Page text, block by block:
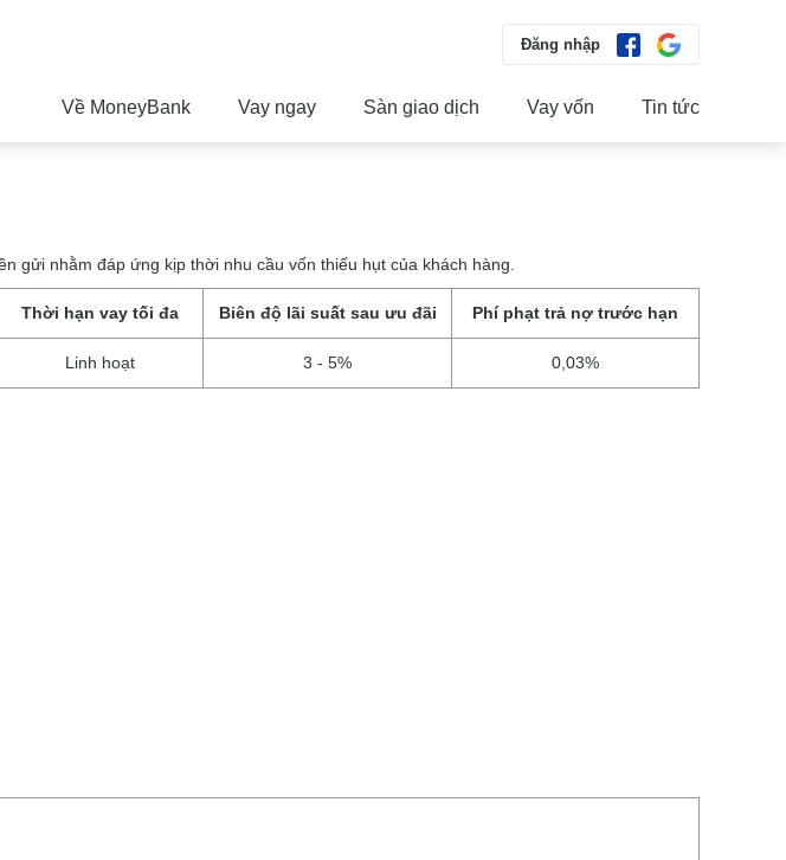
Đăng nhập
Về MoneyBank Vay ngay Sàn giao dịch Vay vốn Tin tức
gửi nhằm đáp ứng kịp thời nhu cầu vốn thiếu hụt của khách hàng.
Thời hạn vay tối đa
Linh hoạt
Biên độ lãi suất sau ưu đãi
3 - 5%
Phí phạt trả nợ trước hạn
0,03%